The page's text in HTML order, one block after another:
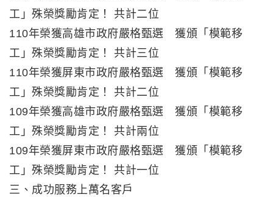
工」殊榮獎勵肯定！ 共計二位
110年榮獲高雄市政府嚴格甄選 獲頒「模範移
工」殊榮獎勵肯定！ 共計三位
110年榮獲屏東市政府嚴格甄選 獲頒「模範移
工」殊榮獎勵肯定！ 共計二位
109年榮獲高雄市政府嚴格甄選 獲頒「模範移
工」殊榮獎勵肯定！ 共計兩位
109年榮獲屏東市政府嚴格甄選 獲頒「模範移
工」殊榮獎勵肯定！ 共計一位
三、成功服務上萬名客戶